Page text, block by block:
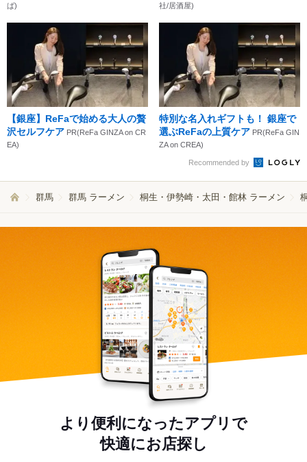
ば)
社/居酒屋)
【銀座】ReFaで始める大人の贅
沢セルフケア PR(ReFa GINZA on CR
EA)
特別な名入れギフトも！ 銀座で
選ぶReFaの上質ケア PR(ReFa GIN
ZA on CREA)
Recommended by
群馬 群馬 ラーメン 桐生・伊勢崎・太田・館林 ラーメン
より便利になったアプリで
快適にお店探し